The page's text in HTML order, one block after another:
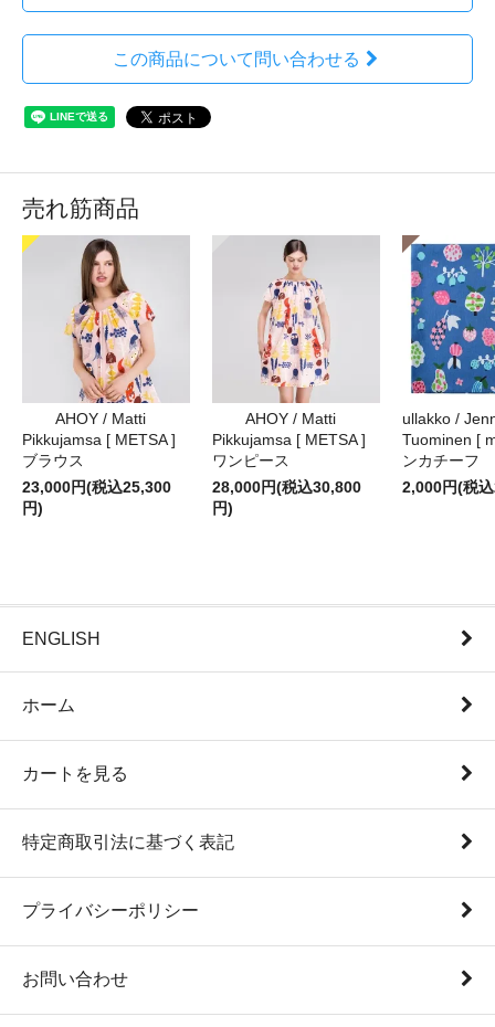
この商品について問い合わせる
売れ筋商品
AHOY / Matti
Pikkujamsa [ METSA ]
ブラウス
23,000円(税込25,300
円)
AHOY / Matti
Pikkujamsa [ METSA ]
ワンピース
28,000円(税込30,800
円)
ullakko /
Tuominen [
ンカチーフ
2,000円(税
ENGLISH
ホーム
カートを見る
特定商取引法に基づく表記
プライバシーポリシー
お問い合わせ